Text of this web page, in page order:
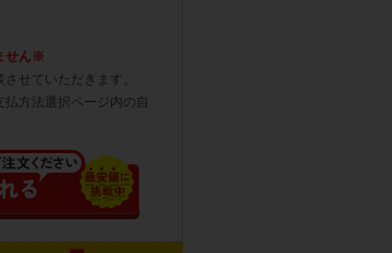
せん※
せていただきます。
方法選択ページ内の自